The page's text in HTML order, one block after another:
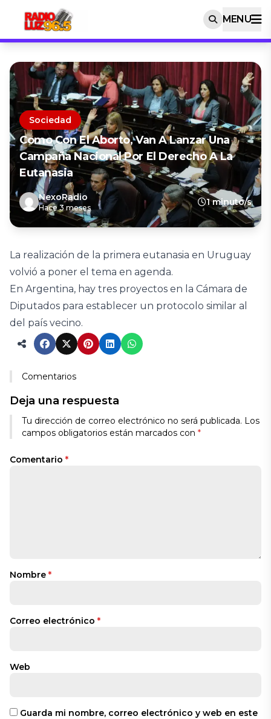
MENU
Sociedad
Como Con El Aborto, Van A Lanzar Una
Campaña Nacional Por El Derecho A La
Eutanasia
NexoRadio
Hace 3 meses
1 minuto/s
La realización de la primera eutanasia en Uruguay
volvió a poner el tema en agenda.
En Argentina, hay tres proyectos en la Cámara de
Diputados para establecer un protocolo similar al
del país vecino.
Comentarios
Deja una respuesta
Tu dirección de correo electrónico no será publicada. Los
campos obligatorios están marcados con *
Comentario *
Nombre *
Correo electrónico *
Web
Guarda mi nombre, correo electrónico y web en este